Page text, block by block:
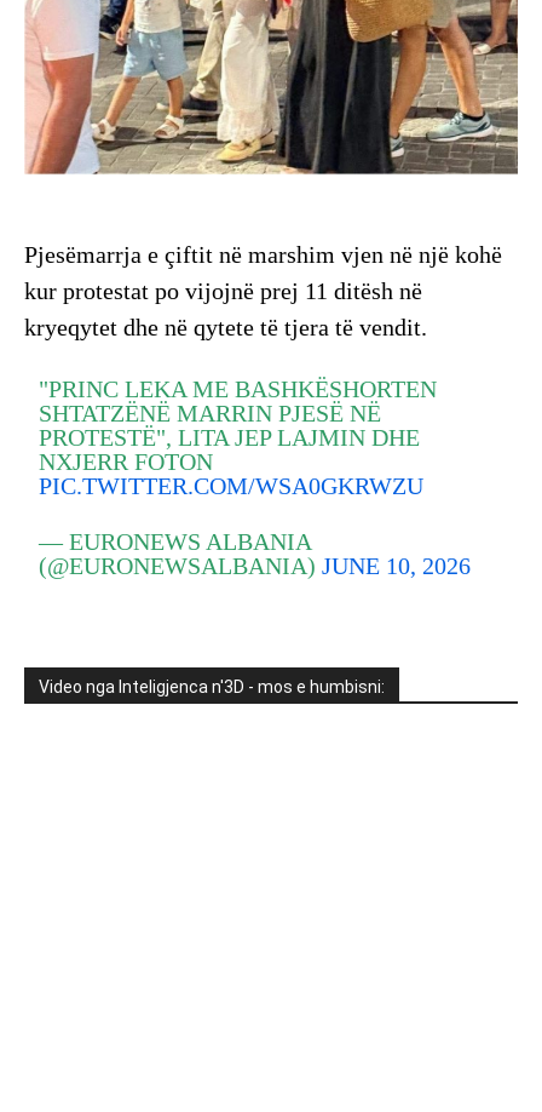
Pjesëmarrja e çiftit në marshim vjen në një kohë
kur protestat po vijojnë prej 11 ditësh në
kryeqytet dhe në qytete të tjera të vendit.
"PRINC LEKA ME BASHKËSHORTEN
SHTATZËNË MARRIN PJESË NË
PROTESTË", LITA JEP LAJMIN DHE
NXJERR FOTON
PIC.TWITTER.COM/WSA0GKRWZU
— EURONEWS ALBANIA
(@EURONEWSALBANIA)JUNE 10, 2026
Video nga Inteligjenca n'3D - mos e humbisni: